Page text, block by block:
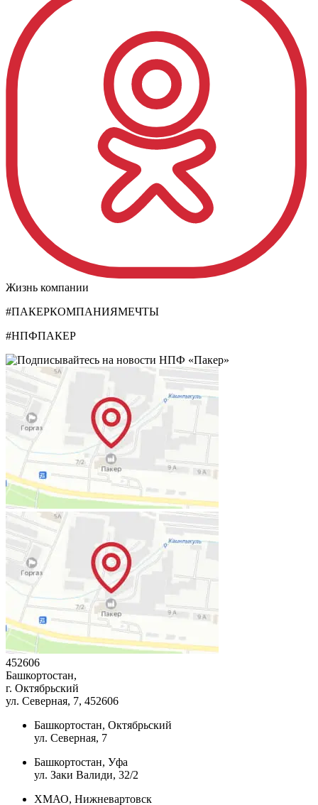
Жизнь компании
#ПАКЕРКОМПАНИЯМЕЧТЫ
#НПФПАКЕР
452606
Башкортостан,
г. Октябрьский
ул. Северная, 7, 452606
Башкортостан, Октябрьский
ул. Северная, 7
Башкортостан, Уфа
ул. Заки Валиди, 32/2
ХМАО, Нижневартовск